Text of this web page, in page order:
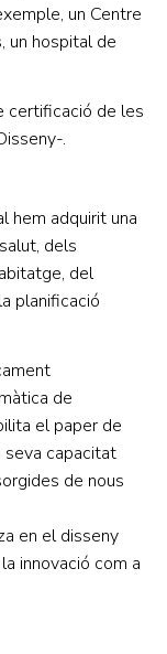
un Centre
un hospital de
certificació de les
.
hem adquirit una
dels
del
planificació
de
el paper de
capacitat
de nous
en el disseny
innovació com a